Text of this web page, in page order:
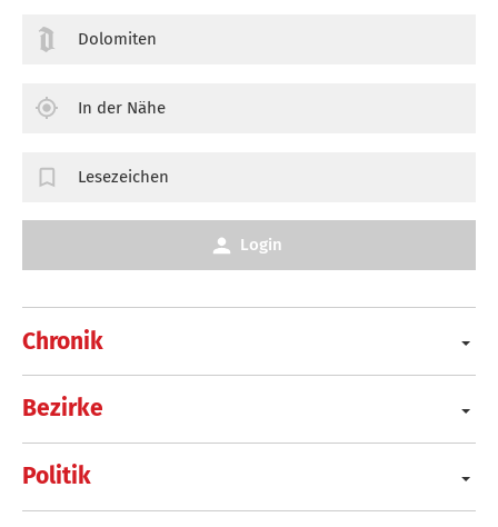
Chronik
Bezirke
Politik
Dolomiten
In der Nähe
Lesezeichen
Login